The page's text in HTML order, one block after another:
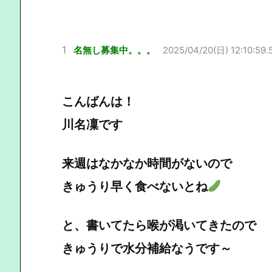
1 名無し募集中。。。 2025/04/20(日)
こんばんは！
川名凜です
来週はなかなか時間がないので
きゅうり早く食べないとね
と、書いてたら喉が渇いてきたので
きゅうりで水分補給なうです～